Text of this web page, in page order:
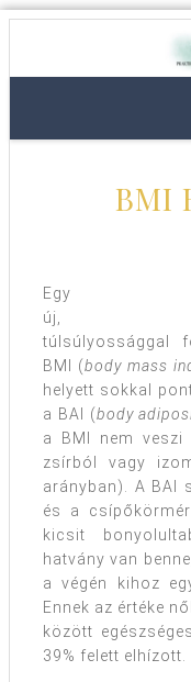
BMI
Egy
új,
túlsúlyossággal
BMI (body mass
helyett sokkal
a BAI (body
a BMI nem
zsírból vagy
arányban). A BAI
és a
kicsit
hatvány van
a végén kihoz
Ennek az értéke
között
39% felett elhízott.